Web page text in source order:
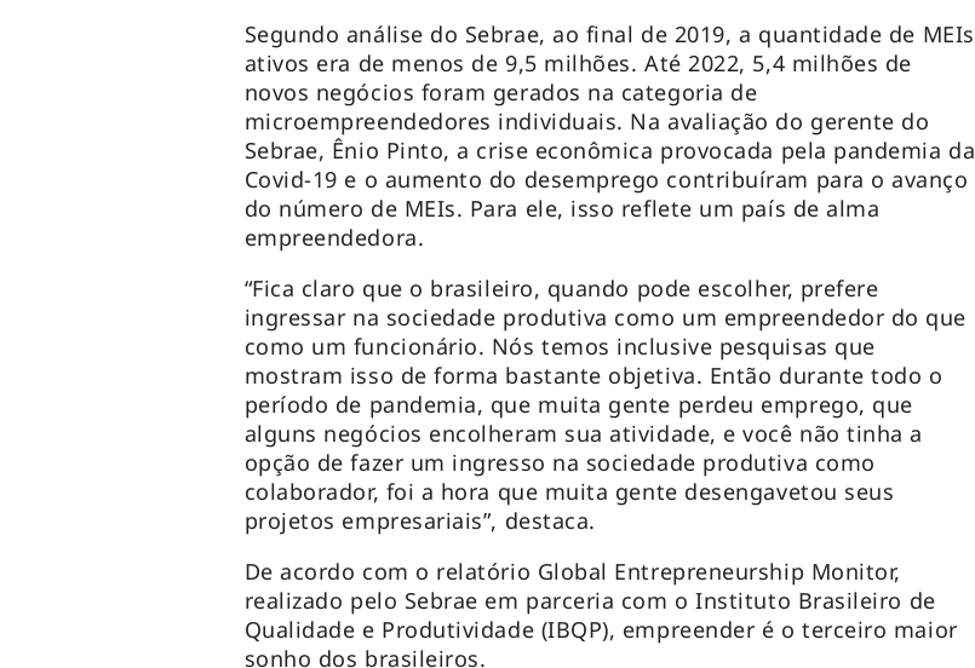
Segundo análise do Sebrae, ao final de 2019, a quantidade de MEIs
ativos era de menos de 9,5 milhões. Até 2022, 5,4 milhões de
novos negócios foram gerados na categoria de
microempreendedores individuais. Na avaliação do gerente do
Sebrae, Ênio Pinto, a crise econômica provocada pela pandemia da
Covid-19 e o aumento do desemprego contribuíram para o avanço
do número de MEIs. Para ele, isso reflete um país de alma
empreendedora.
“Fica claro que o brasileiro, quando pode escolher, prefere
ingressar na sociedade produtiva como um empreendedor do que
como um funcionário. Nós temos inclusive pesquisas que
mostram isso de forma bastante objetiva. Então durante todo o
período de pandemia, que muita gente perdeu emprego, que
alguns negócios encolheram sua atividade, e você não tinha a
opção de fazer um ingresso na sociedade produtiva como
colaborador, foi a hora que muita gente desengavetou seus
projetos empresariais”, destaca.
De acordo com o relatório Global Entrepreneurship Monitor,
realizado pelo Sebrae em parceria com o Instituto Brasileiro de
Qualidade e Produtividade (IBQP), empreender é o terceiro maior
sonho dos brasileiros.